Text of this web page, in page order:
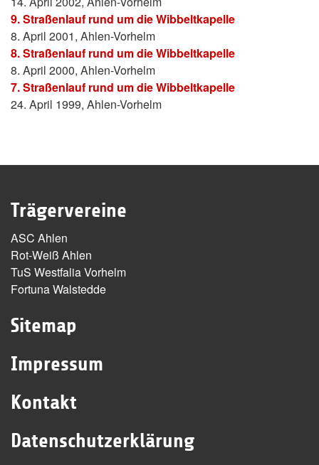
9. Straßenlauf rund um die Wibbeltkapelle
8. April 2001, Ahlen-Vorhelm
8. Straßenlauf rund um die Wibbeltkapelle
8. April 2000, Ahlen-Vorhelm
7. Straßenlauf rund um die Wibbeltkapelle
24. April 1999, Ahlen-Vorhelm
Trägervereine
ASC Ahlen
Rot-Weiß Ahlen
TuS Westfalia Vorhelm
Fortuna Walstedde
Sitemap
Impressum
Kontakt
Datenschutzerklärung